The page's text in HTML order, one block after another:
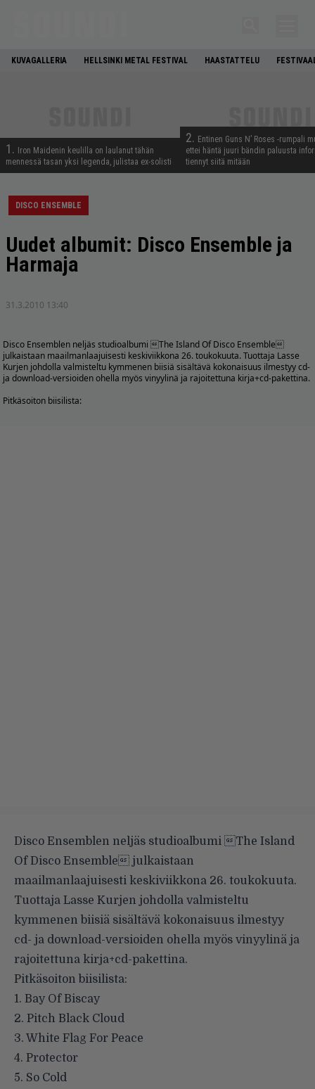
KUVAGALLERIA HELLSINKI METAL FESTIVAL HAASTATTELU
1.
Iron Maidenin keulilla on laulanut tähän
mennessä tasan yksi legenda, julistaa ex-solisti
2. Entinen Guns N’ Roses -rumpali
ettei häntä juuri bändin paluusta
tiennyt siitä mitään
DISCO ENSEMBLE
Uudet albumit: Disco Ensemble ja
Harmaja
31.3.2010 13:40
Disco Ensemblen neljäs studioalbumi The Island Of Disco Ensemble
julkaistaan maailmanlaajuisesti keskiviikkona 26. toukokuuta. Tuottaja Lasse
Kurjen johdolla valmisteltu kymmenen biisiä sisältävä kokonaisuus ilmestyy cd-
ja download-versioiden ohella myös vinyylinä ja rajoitettuna kirja+cd-pakettina.
Pitkäsoiton biisilista:
Disco Ensemblen neljäs studioalbumi The Island
Of Disco Ensemble julkaistaan
maailmanlaajuisesti keskiviikkona 26. toukokuuta.
Tuottaja Lasse Kurjen johdolla valmisteltu
kymmenen biisiä sisältävä kokonaisuus ilmestyy
cd- ja download-versioiden ohella myös vinyylinä ja
rajoitettuna kirja+cd-pakettina.
Pitkäsoiton biisilista:
1. Bay Of Biscay
2. Pitch Black Cloud
3. White Flag For Peace
4. Protector
5. So Cold